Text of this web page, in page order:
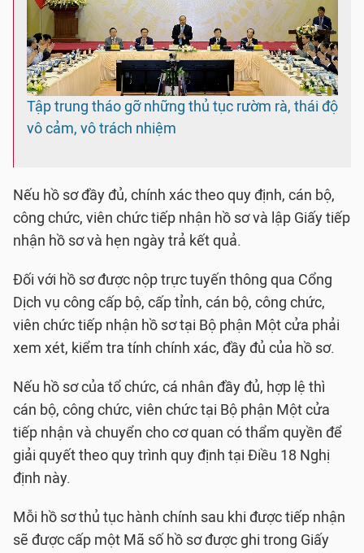
Tập trung tháo gỡ những thủ tục rườm rà, thái độ
vô cảm, vô trách nhiệm
Nếu hồ sơ đầy đủ, chính xác theo quy định, cán bộ,
công chức, viên chức tiếp nhận hồ sơ và lập Giấy tiếp
nhận hồ sơ và hẹn ngày trả kết quả.
Đối với hồ sơ được nộp trực tuyến thông qua Cổng
Dịch vụ công cấp bộ, cấp tỉnh, cán bộ, công chức,
viên chức tiếp nhận hồ sơ tại Bộ phận Một cửa phải
xem xét, kiểm tra tính chính xác, đầy đủ của hồ sơ.
Nếu hồ sơ của tổ chức, cá nhân đầy đủ, hợp lệ thì
cán bộ, công chức, viên chức tại Bộ phận Một cửa
tiếp nhận và chuyển cho cơ quan có thẩm quyền để
giải quyết theo quy trình quy định tại Điều 18 Nghị
định này.
Mỗi hồ sơ thủ tục hành chính sau khi được tiếp nhận
sẽ được cấp một Mã số hồ sơ được ghi trong Giấy